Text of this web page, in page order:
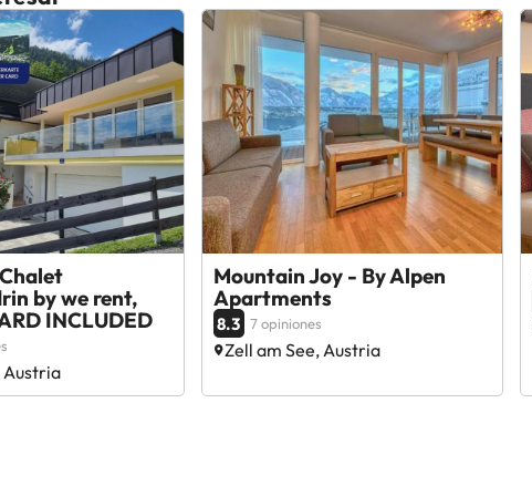
by we rent,
INCLUDED
Austria
Mountain Joy - By Alpen
Apartments
8.3 7 opiniones
Zell am See, Austria